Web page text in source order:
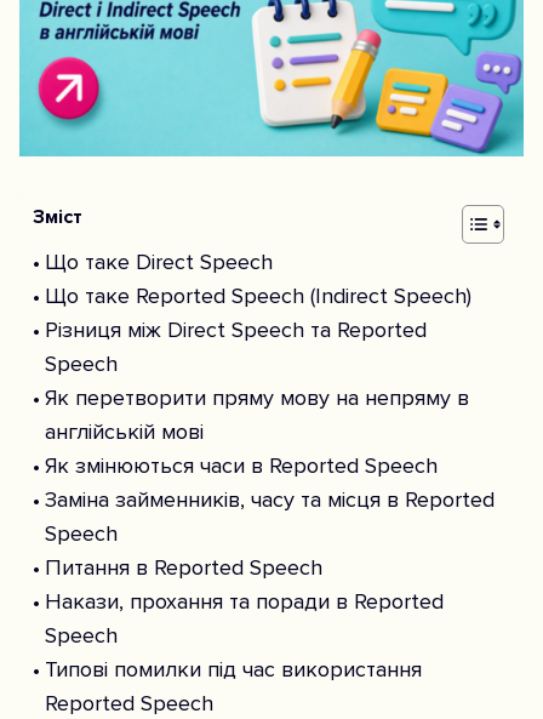
Зміст
Що таке Direct Speech
Що таке Reported Speech (Indirect Speech)
Різниця між Direct Speech та Reported
Speech
Як перетворити пряму мову на непряму в
англійській мові
Як змінюються часи в Reported Speech
Заміна займенників, часу та місця в Reported
Speech
Питання в Reported Speech
Накази, прохання та поради в Reported
Speech
Типові помилки під час використання
Reported Speech